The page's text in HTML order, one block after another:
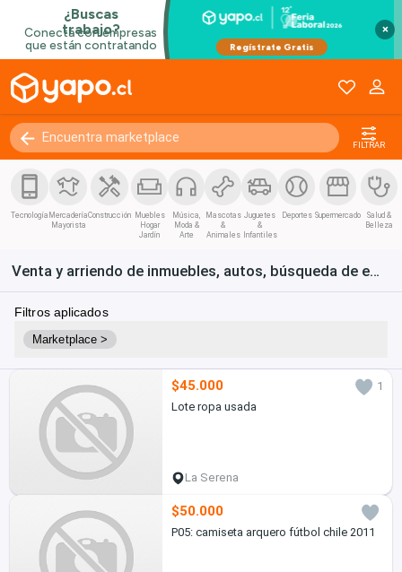
×
FILTRAR
Tecnología Mercadería
Mayorista
Construcción Muebles
Hogar
Jardín
Música,
Moda &
Arte
Mascotas
&
Animales
Juguetes
&
Infantiles
Deportes Supermercado
Salud &
Belleza
Venta y arriendo de inmuebles, autos, búsqueda de empleo y bienes de consumo en Chile
Filtros aplicados
Marketplace >
$45.000
1
Lote ropa usada
La Serena
$50.000
P05: camiseta arquero fútbol chile 2011